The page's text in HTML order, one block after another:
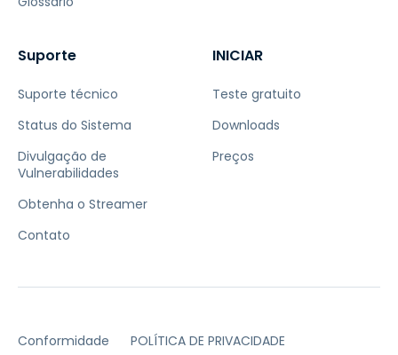
Suporte
Suporte técnico
Status do Sistema
Divulgação de
Vulnerabilidades
Obtenha o Streamer
Contato
INICIAR
Teste gratuito
Downloads
Preços
Conformidade POLÍTICA DE PRIVACIDADE